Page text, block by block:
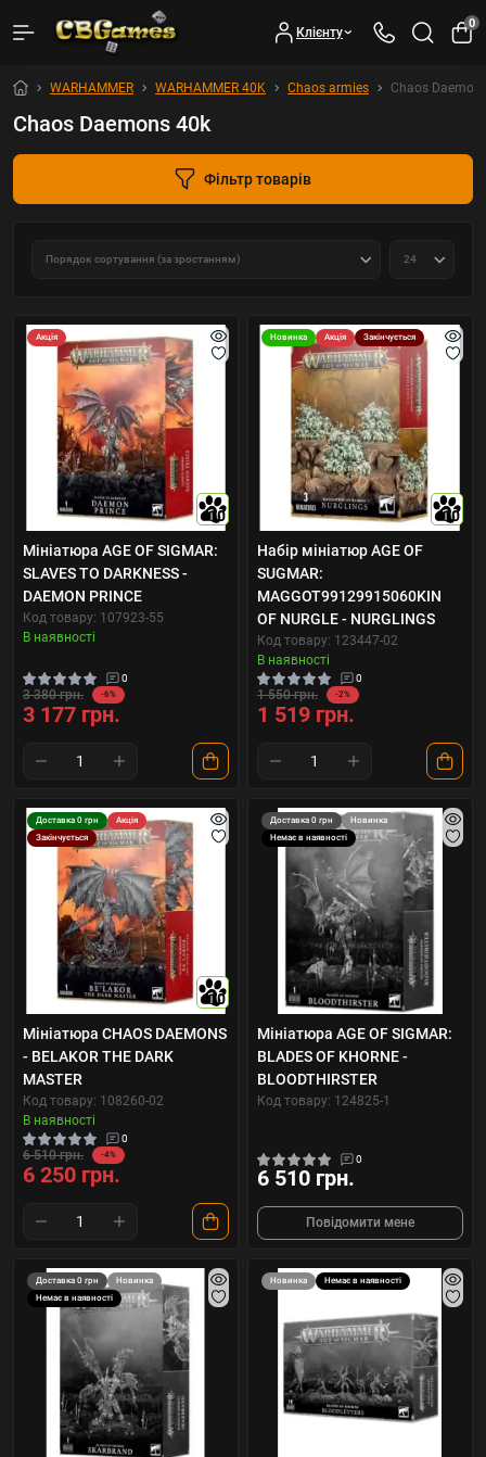
Клієнту
0
WARHAMMER WARHAMMER 40K Chaos armies Chaos
Chaos Daemons 40k
Фільтр товарів
Акція
10
Мініатюра AGE OF SIGMAR:
SLAVES TO DARKNESS -
DAEMON PRINCE
Код товару: 107923-55
В наявності
0
3 380 грн. -6%
3 177 грн.
Новинка Акція Закінчується
10
Набір мініатюр AGE OF
SUGMAR:
MAGGOT99129915060KIN
OF NURGLE - NURGLINGS
Код товару: 123447-02
В наявності
0
1 550 грн. -2%
1 519 грн.
Доставка 0 грн
Акція
Закінчується
10
Мініатюра CHAOS DAEMONS
- BELAKOR THE DARK
MASTER
Код товару: 108260-02
В наявності
0
6 510 грн. -4%
6 250 грн.
Доставка 0 грн
Новинка
Немає в наявності
Мініатюра AGE OF SIGMAR:
BLADES OF KHORNE -
BLOODTHIRSTER
Код товару: 124825-1
0
6 510 грн.
Повідомити мене
Доставка 0 грн
Новинка
Немає в наявності
Новинка Немає в наявності